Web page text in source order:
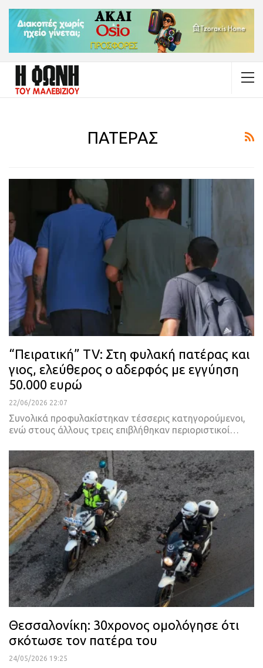
ΠΑΤΕΡΑΣ
“Πειρατική” TV: Στη φυλακή πατέρας και
γιος, ελεύθερος ο αδερφός με εγγύηση
50.000 ευρώ
22/06/2026 22:07
Συνολικά προφυλακίστηκαν τέσσερις κατηγορούμενοι,
ενώ στους άλλους τρεις επιβλήθηκαν περιοριστικοί…
Θεσσαλονίκη: 30χρονος ομολόγησε ότι
σκότωσε τον πατέρα του
24/05/2026 19:25